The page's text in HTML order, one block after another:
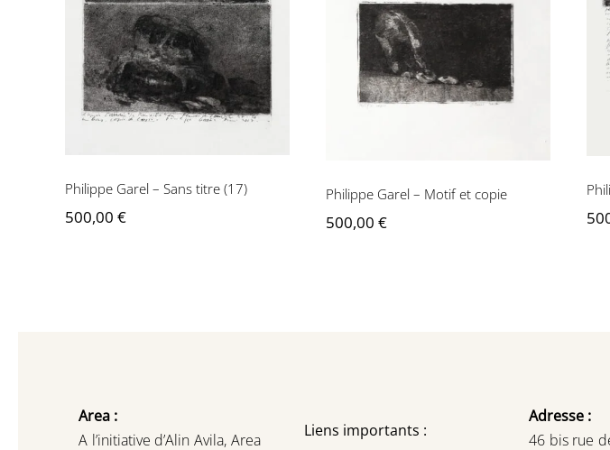
titre (17)
Philippe Garel – Sans titre (17)
500,00 €
copie
Philippe Garel – Motif et copie
500,00 €
Area :
A l’initiative d’Alin Avila, Area Liens importants :
Adresse :
46 bis rue